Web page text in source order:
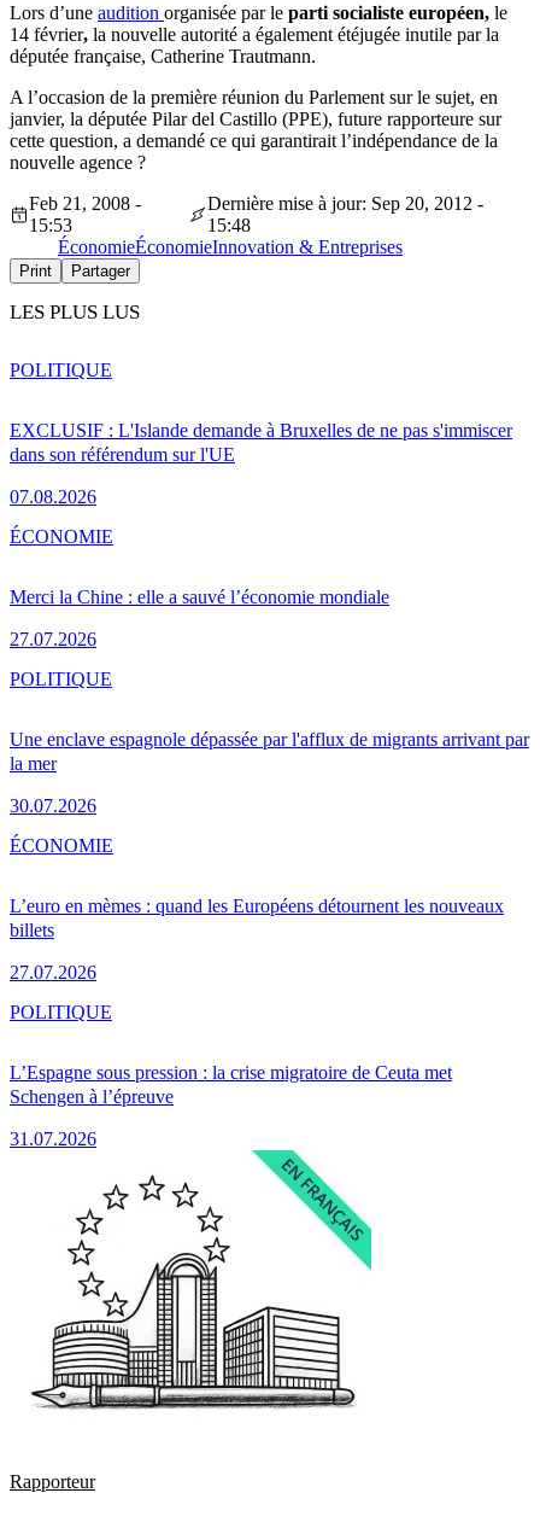
Lors d’une audition organisée par le parti socialiste européen, le
14 février, la nouvelle autorité a également étéjugée inutile par la
députée française, Catherine Trautmann.
A l’occasion de la première réunion du Parlement sur le sujet, en
janvier, la députée Pilar del Castillo (PPE), future rapporteure sur
cette question, a demandé ce qui garantirait l’indépendance de la
nouvelle agence ?
Feb 21, 2008 -
15:53
Dernière mise à jour: Sep 20, 2012 -
15:48
ÉconomieÉconomieInnovation & Entreprises
Print Partager
LES PLUS LUS
EXCLUSIF : L'Islande demande à Bruxelles de ne pas s'immiscer
dans son référendum sur l'UE
07.08.2026
POLITIQUE
Merci la Chine : elle a sauvé l’économie mondiale
27.07.2026
ÉCONOMIE
Une enclave espagnole dépassée par l'afflux de migrants arrivant par
la mer
30.07.2026
POLITIQUE
L’euro en mèmes : quand les Européens détournent les nouveaux
billets
27.07.2026
ÉCONOMIE
L’Espagne sous pression : la crise migratoire de Ceuta met
Schengen à l’épreuve
31.07.2026
POLITIQUE
Rapporteur